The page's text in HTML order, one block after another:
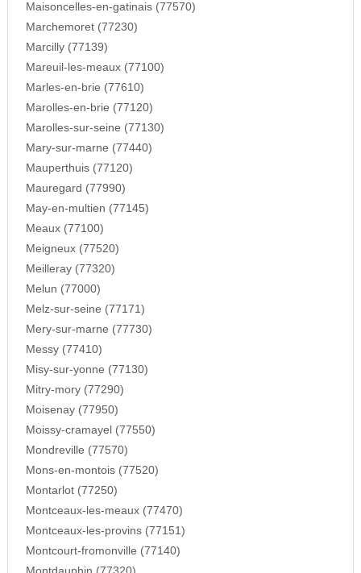
Maisoncelles-en-gatinais (77570)
Marchemoret (77230)
Marcilly (77139)
Mareuil-les-meaux (77100)
Marles-en-brie (77610)
Marolles-en-brie (77120)
Marolles-sur-seine (77130)
Mary-sur-marne (77440)
Mauperthuis (77120)
Mauregard (77990)
May-en-multien (77145)
Meaux (77100)
Meigneux (77520)
Meilleray (77320)
Melun (77000)
Melz-sur-seine (77171)
Mery-sur-marne (77730)
Messy (77410)
Misy-sur-yonne (77130)
Mitry-mory (77290)
Moisenay (77950)
Moissy-cramayel (77550)
Mondreville (77570)
Mons-en-montois (77520)
Montarlot (77250)
Montceaux-les-meaux (77470)
Montceaux-les-provins (77151)
Montcourt-fromonville (77140)